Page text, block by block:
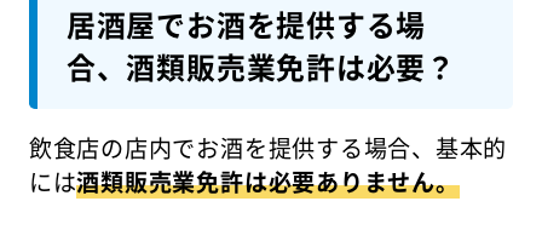
居酒屋でお酒を提供する場
合、酒類販売業免許は必要？
飲食店の店内でお酒を提供する場合、基本的
には酒類販売業免許は必要ありません。